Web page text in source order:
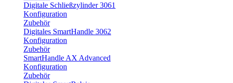
Digitale Schließzylinder 3061
Konfiguration
Zubehör
Digitales SmartHandle 3062
Konfiguration
Zubehör
SmartHandle AX Advanced
Konfiguration
Zubehör